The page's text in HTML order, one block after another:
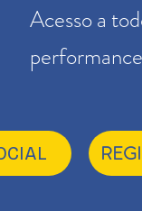
Acesso a